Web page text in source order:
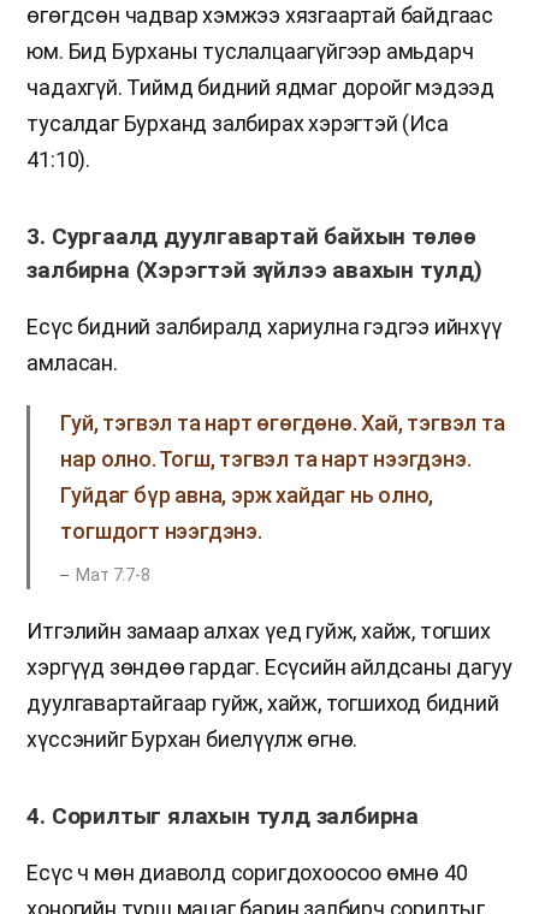
өгөгдсөн чадвар хэмжээ хязгаартай байдгаас
юм. Бид Бурханы туслалцаагүйгээр амьдарч
чадахгүй. Тиймд бидний ядмаг доройг мэдээд
тусалдаг Бурханд залбирах хэрэгтэй (Иса
41:10).
3. Сургаалд дуулгавартай байхын төлөө
залбирна (Хэрэгтэй зүйлээ авахын тулд)
Есүс бидний залбиралд хариулна гэдгээ ийнхүү
амласан.
Гуй, тэгвэл та нарт өгөгдөнө. Хай, тэгвэл та
нар олно. Тогш, тэгвэл та нарт нээгдэнэ.
Гуйдаг бүр авна, эрж хайдаг нь олно,
тогшдогт нээгдэнэ.
Мат 7:7-8
Итгэлийн замаар алхах үед гуйж, хайж, тогших
хэргүүд зөндөө гардаг. Есүсийн айлдсаны дагуу
дуулгавартайгаар гуйж, хайж, тогшиход бидний
хүссэнийг Бурхан биелүүлж өгнө.
4. Сорилтыг ялахын тулд залбирна
Есүс ч мөн диаволд соригдохоосоо өмнө 40
хоногийн турш мацаг барин залбирч сорилтыг